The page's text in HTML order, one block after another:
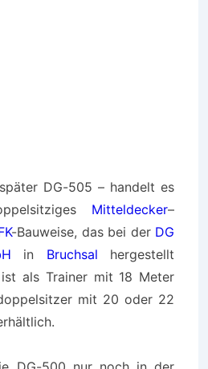
DG-505 – handelt es
Mitteldecker–
-Bauweise, das bei der DG
in Bruchsal hergestellt
als Trainer mit 18 Meter
mit 20 oder 22